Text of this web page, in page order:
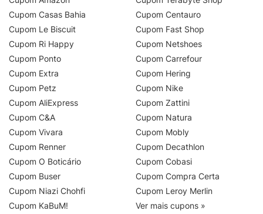
Cupom Casas Bahia
Cupom Le Biscuit
Cupom Ri Happy
Cupom Ponto
Cupom Extra
Cupom Petz
Cupom AliExpress
Cupom C&A
Cupom Vivara
Cupom Renner
Cupom O Boticário
Cupom Buser
Cupom Niazi Chohfi
Cupom KaBuM!
Cupom Centauro
Cupom Fast Shop
Cupom Netshoes
Cupom Carrefour
Cupom Hering
Cupom Nike
Cupom Zattini
Cupom Natura
Cupom Mobly
Cupom Decathlon
Cupom Cobasi
Cupom Compra Certa
Cupom Leroy Merlin
Ver mais cupons »